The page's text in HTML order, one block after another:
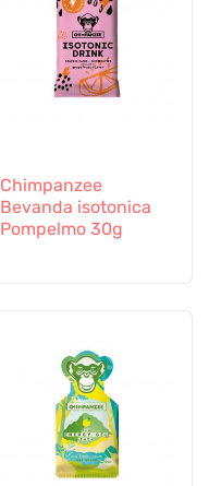
Chimpanzee
Bevanda isotonica
Pompelmo 30g